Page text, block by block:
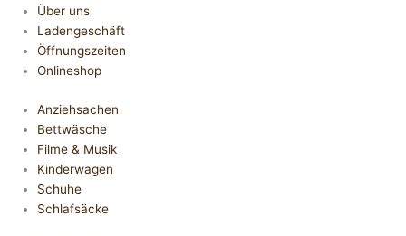
Über uns
Ladengeschäft
Öffnungszeiten
Onlineshop
Anziehsachen
Bettwäsche
Filme & Musik
Kinderwagen
Schuhe
Schlafsäcke